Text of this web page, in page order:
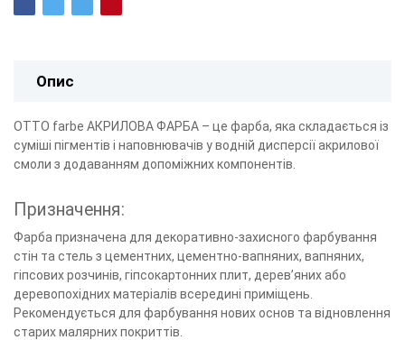
Опис
ОТТО farbe АКРИЛОВА ФАРБА – це фарба, яка складається із
суміші пігментів і наповнювачів у водній дисперсії акрилової
смоли з додаванням допоміжних компонентів.
Призначення:
Фарба призначена для декоративно-захисного фарбування
стін та стель з цементних, цементно-вапняних, вапняних,
гіпсових розчинів, гіпсокартонних плит, дерев’яних або
деревопохідних матеріалів всередині приміщень.
Рекомендується для фарбування нових основ та відновлення
старих малярних покриттів.